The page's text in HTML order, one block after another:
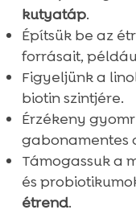
kutyatáp.
Építsük be az
forrásait,
Figyeljünk a
biotin szintjére.
Érzékeny
gabonamentes
Támogassuk a
és
étrend.